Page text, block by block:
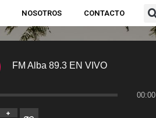
NOSOTROS CONTACTO
FM Alba 89.3 EN VIVO
00:00